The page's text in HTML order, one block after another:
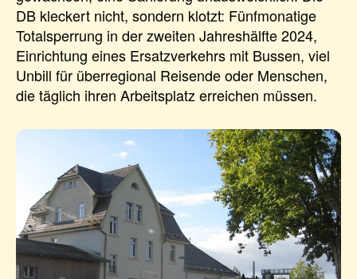
DB kleckert nicht, sondern klotzt: Fünfmonatige
Totalsperrung in der zweiten Jahreshälfte 2024,
Einrichtung eines Ersatzverkehrs mit Bussen, viel
Unbill für überregional Reisende oder Menschen,
die täglich ihren Arbeitsplatz erreichen müssen.